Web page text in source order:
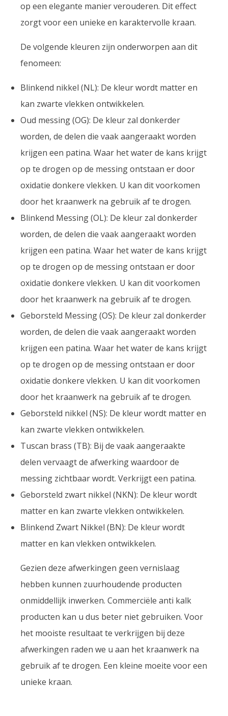
op een elegante manier verouderen. Dit effect
zorgt voor een unieke en karaktervolle kraan.
De volgende kleuren zijn onderworpen aan dit
fenomeen:
Blinkend nikkel (NL): De kleur wordt matter en
kan zwarte vlekken ontwikkelen.
Oud messing (OG): De kleur zal donkerder
worden, de delen die vaak aangeraakt worden
krijgen een patina. Waar het water de kans krijgt
op te drogen op de messing ontstaan er door
oxidatie donkere vlekken. U kan dit voorkomen
door het kraanwerk na gebruik af te drogen.
Blinkend Messing (OL): De kleur zal donkerder
worden, de delen die vaak aangeraakt worden
krijgen een patina. Waar het water de kans krijgt
op te drogen op de messing ontstaan er door
oxidatie donkere vlekken. U kan dit voorkomen
door het kraanwerk na gebruik af te drogen.
Geborsteld Messing (OS): De kleur zal donkerder
worden, de delen die vaak aangeraakt worden
krijgen een patina. Waar het water de kans krijgt
op te drogen op de messing ontstaan er door
oxidatie donkere vlekken. U kan dit voorkomen
door het kraanwerk na gebruik af te drogen.
Geborsteld nikkel (NS): De kleur wordt matter en
kan zwarte vlekken ontwikkelen.
Tuscan brass (TB): Bij de vaak aangeraakte
delen vervaagt de afwerking waardoor de
messing zichtbaar wordt. Verkrijgt een patina.
Geborsteld zwart nikkel (NKN): De kleur wordt
matter en kan zwarte vlekken ontwikkelen.
Blinkend Zwart Nikkel (BN): De kleur wordt
matter en kan vlekken ontwikkelen.
Gezien deze afwerkingen geen vernislaag
hebben kunnen zuurhoudende producten
onmiddellijk inwerken. Commerciële anti kalk
producten kan u dus beter niet gebruiken. Voor
het mooiste resultaat te verkrijgen bij deze
afwerkingen raden we u aan het kraanwerk na
gebruik af te drogen. Een kleine moeite voor een
unieke kraan.